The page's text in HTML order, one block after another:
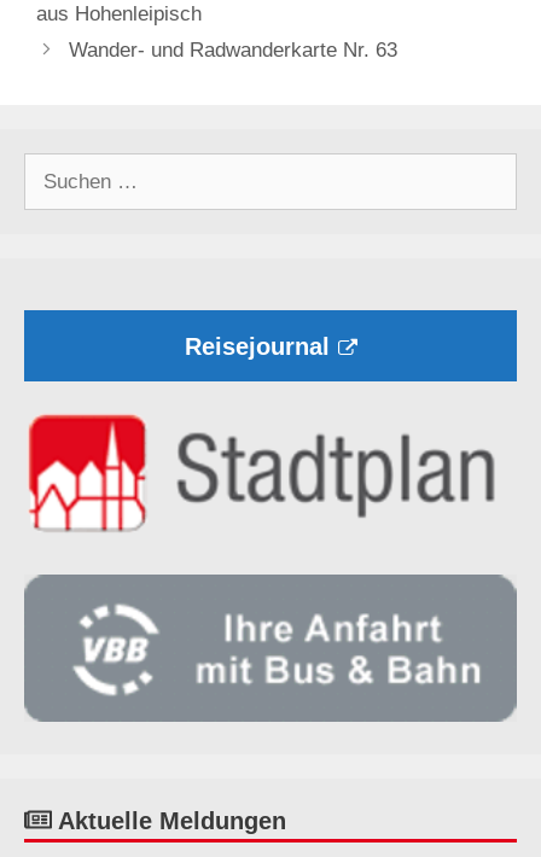
aus Hohenleipisch
Wander- und Radwanderkarte Nr. 63
Reisejournal
Aktuelle Meldungen